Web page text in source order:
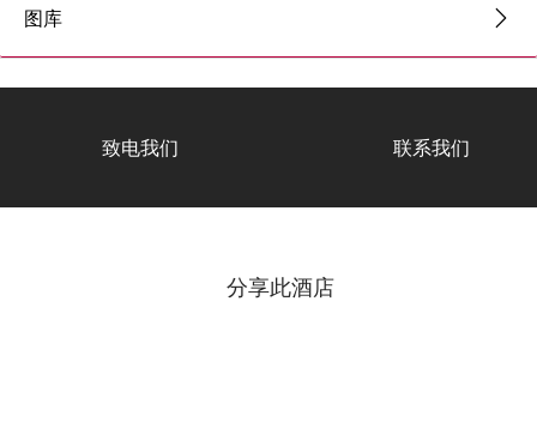
图库
致电我们 联系我们
分享此酒店